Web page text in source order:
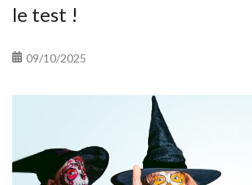
le test !
09/10/2025